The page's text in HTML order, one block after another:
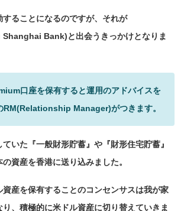
することになるのですが、それが
Bank)と出会うきっかけとなりま
口座を保有すると運用のアドバイスを
RM(Relationship Manager)がつきます。
いた『一般財形貯蓄』や『財形住宅貯蓄』
資産を香港に送り込みました。
資産を保有することのコンセンサスは我が家
、積極的に米ドル資産に切り替えていきま